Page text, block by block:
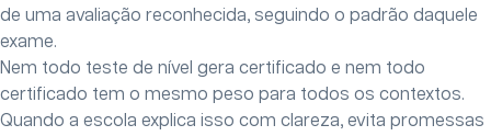
de uma avaliação reconhecida, seguindo o padrão daquele
exame.
Nem todo teste de nível gera certificado e nem todo
certificado tem o mesmo peso para todos os contextos.
Quando a escola explica isso com clareza, evita promessas